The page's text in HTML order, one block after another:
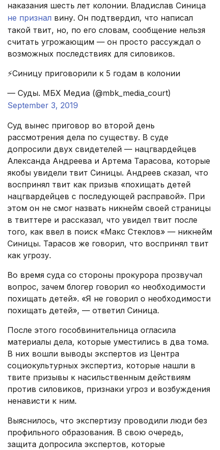
наказания шесть лет колонии. Владислав Синица
не признал вину. Он подтвердил, что написал
такой твит, но, по его словам, сообщение нельзя
считать угрожающим — он просто рассуждал о
возможных последствиях для силовиков.
⚡️Синицу приговорили к 5 годам в колонии
— Суды. МБХ Медиа (@mbk_media_court)
September 3, 2019
Суд вынес приговор во второй день
рассмотрения дела по существу. В суде
допросили двух свидетелей — нацгвардейцев
Александа Андреева и Артема Тарасова, которые
якобы увидели твит Синицы. Андреев сказал, что
воспринял твит как призыв «похищать детей
нацгвардейцев с последующей расправой». При
этом он не смог назвать никнейм своей страницы
в твиттере и рассказал, что увидел твит после
того, как ввел в поиск «Макс Стеклов» — никнейм
Синицы. Тарасов же говорил, что воспринял твит
как угрозу.
Во время суда со стороны прокурора прозвучал
вопрос, зачем блогер говорил «о необходимости
похищать детей». «Я не говорил о необходимости
похищать детей», — ответил Синица.
После этого гособвинительница огласила
материалы дела, которые уместились в два тома.
В них вошли выводы экспертов из Центра
социокультурных экспертиз, которые нашли в
твите призывы к насильственным действиям
против силовиков, признаки угроз и возбуждения
ненависти к ним.
Выяснилось, что экспертизу проводили люди без
профильного образования. В свою очередь,
защита допросила экспертов, которые